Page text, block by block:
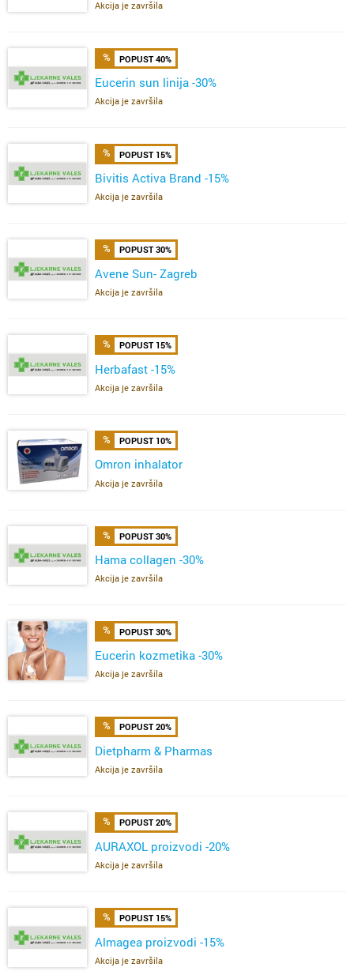
Akcija je završila
POPUST 40%
Eucerin sun linija -30%
Akcija je završila
POPUST 15%
Bivitis Activa Brand -15%
Akcija je završila
POPUST 30%
Avene Sun- Zagreb
Akcija je završila
POPUST 15%
Herbafast -15%
Akcija je završila
POPUST 10%
Omron inhalator
Akcija je završila
POPUST 30%
Hama collagen -30%
Akcija je završila
POPUST 30%
Eucerin kozmetika -30%
Akcija je završila
POPUST 20%
Dietpharm & Pharmas
Akcija je završila
POPUST 20%
AURAXOL proizvodi -20%
Akcija je završila
POPUST 15%
Almagea proizvodi -15%
Akcija je završila